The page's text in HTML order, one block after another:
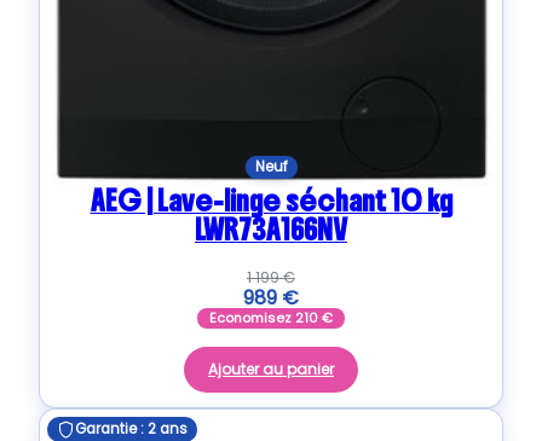
Neuf
AEG | Lave-linge séchant 10 kg
LWR73A166NV
1 199€
989 €
Economisez 210€
Ajouter au panier
Garantie : 2 ans